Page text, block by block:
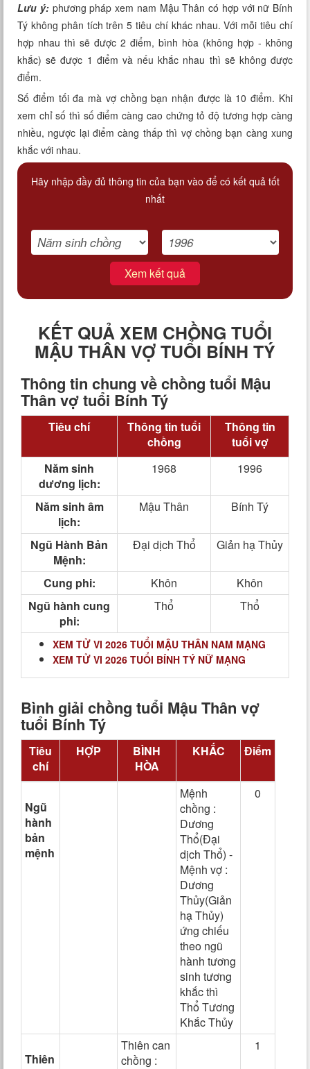
Lưu ý:phương pháp xem nam Mậu Thân có hợp với nữ Bính
Tý không phân tích trên 5 tiêu chí khác nhau. Với mỗi tiêu chí
hợp nhau thì sẽ được 2 điểm, bình hòa (không hợp - không
khắc) sẽ được 1 điểm và nếu khắc nhau thì sẽ không được
điểm.
Số điểm tối đa mà vợ chồng bạn nhận được là 10 điểm. Khi
xem chỉ số thì số điểm càng cao chứng tỏ độ tương hợp càng
nhiều, ngược lại điểm càng thấp thì vợ chồng bạn càng xung
khắc với nhau.
Hãy nhập đầy đủ thông tin của bạn vào để có kết quả tốt
nhất
Xem kết quả
KẾT QUẢ XEM CHỒNG TUỔI
MẬU THÂN VỢ TUỔI BÍNH TÝ
Thông tin chung về chồng tuổi Mậu
Thân vợ tuổi Bính Tý
Tiêu chí
Thông tin tuổi
chồng
Thông tin
tuổi vợ
Năm sinh
dương lịch:
1968 1996
Năm sinh âm
lịch:
Mậu Thân Bính Tý
Ngũ Hành Bản
Mệnh:
Đại dịch Thổ Giản hạ Thủy
Cung phi: Khôn
Khôn
Ngũ hành cung
phi:
Thổ Thổ
XEM TỬ VI 2026 TUỔI MẬU THÂN NAM MẠNG
XEM TỬ VI 2026 TUỔI BÍNH TÝ NỮ MẠNG
Bình giải chồng tuổi Mậu Thân vợ
tuổi Bính Tý
Tiêu
chí
HỢP
BÌNH
HÒA
KHẮC Điểm
Ngũ
hành
bản
mệnh
Mệnh
chồng :
Dương
Thổ(Đại
dịch Thổ) -
Mệnh vợ :
Dương
Thủy(Giản
hạ Thủy)
ứng chiếu
theo ngũ
hành tương
sinh tương
khắc thì
Thổ Tương
Khắc Thủy
0
Thiên
Thiên can
chồng :
1